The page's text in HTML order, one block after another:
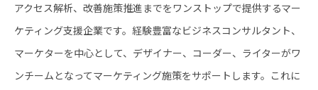
アクセス解析、改善施策推進までをワンストップで提供するマー
ケティング支援企業です。経験豊富なビジネスコンサルタント、
マーケターを中心として、デザイナー、コーダー、ライターがワ
ンチームとなってマーケティング施策をサポートします。これに